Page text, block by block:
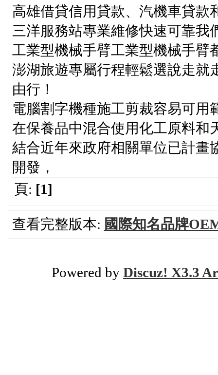
高雄借貸信用貸款、汽機車貸款
三洋服務站專業維修快速可靠我
工業型機械手臂工業型機械手臂
澎湖旅遊專屬行程輕鬆選說走就
由行！
電腦割字機種施工剪裁容易可用
在保養品中混合使用化工原料和
結合近年來政府相關單位已計畫
開發，
頁: [1]
查看完整版本: 國際知名品牌
Powered by Discuz! X3.3